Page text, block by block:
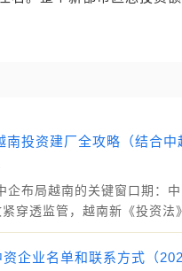
南投资建厂全攻略（结合中
企布局越南的关键窗口期：
紧穿透监管，越南新《投资
企业名单和联系方式（